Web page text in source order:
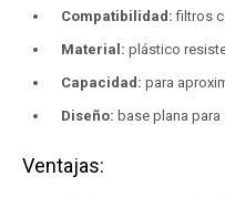
Compatibilidad: filtros
Material: plástico
Capacidad: para
Diseño: base plana
Ventajas: